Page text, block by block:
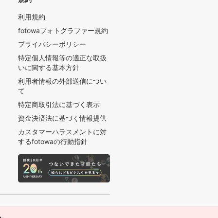
利用規約
fotowaフォトグラファー規約
プライバシーポリシー
特定個人情報等の適正な取扱
いに関する基本方針
利用者情報の外部送信につい
て
特定商取引法に基づく表示
資金決済法に基づく情報提供
カスタマーハラスメントに対
するfotowaの行動指針